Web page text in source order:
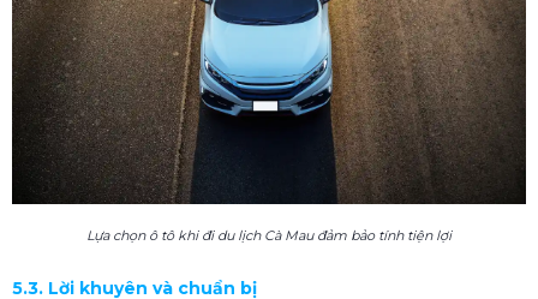
Lựa chọn ô tô khi đi du lịch Cà Mau đảm bảo tính tiện lợi
5.3. Lời khuyên và chuẩn bị